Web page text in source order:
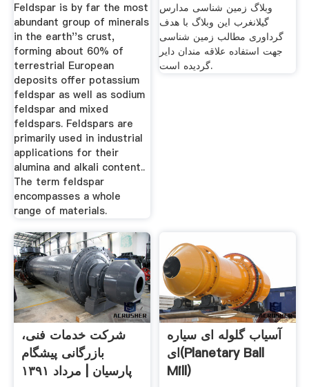
Feldspar is by far the most
abundant group of minerals
in the earth''s crust,
forming about 60% of
terrestrial European
deposits offer potassium
feldspar as well as sodium
feldspar and mixed
feldspars. Feldspars are
primarily used in industrial
applications for their
alumina and alkali content..
The term feldspar
encompasses a whole
range of materials.
وبلاگ زمین شناسی مدارس
گیلانغرب این وبلاگ با هدف
گرداوری مطالب زمین شناسی
جهت استفاده علاقه مندان دایر
گردیده است.
شرکت خدمات فنی،
بازرگانی پیشگام
پارسیان | مرداد ۱۳۹۱
آسیاب گلوله ای سیاره
ای(Planetary Ball
Mill)